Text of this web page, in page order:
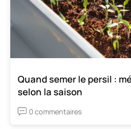
Quand semer le persil :
selon la saison
0 commentaires